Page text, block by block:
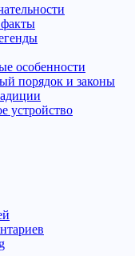
особенности
порядок и законы
устройство